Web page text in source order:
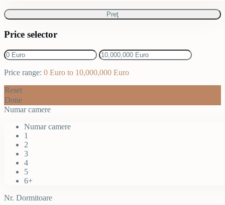
Preţ
Price selector
Price range: 0 Euro to 10,000,000 Euro
Reset
Done
Numar camere
Numar camere
1
2
3
4
5
6+
Nr. Dormitoare